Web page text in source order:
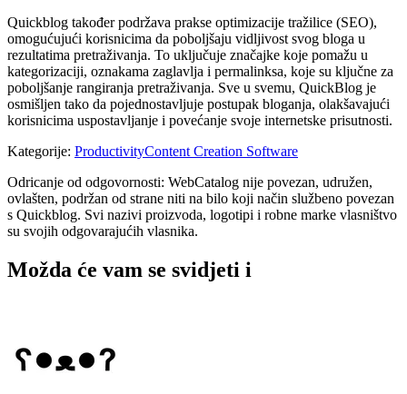
Quickblog također podržava prakse optimizacije tražilice (SEO),
omogućujući korisnicima da poboljšaju vidljivost svog bloga u
rezultatima pretraživanja. To uključuje značajke koje pomažu u
kategorizaciji, oznakama zaglavlja i permalinksa, koje su ključne za
poboljšanje rangiranja pretraživanja. Sve u svemu, QuickBlog je
osmišljen tako da pojednostavljuje postupak bloganja, olakšavajući
korisnicima uspostavljanje i povećanje svoje internetske prisutnosti.
Kategorije: ProductivityContent Creation Software
Odricanje od odgovornosti: WebCatalog nije povezan, udružen,
ovlašten, podržan od strane niti na bilo koji način službeno povezan
s Quickblog. Svi nazivi proizvoda, logotipi i robne marke vlasništvo
su svojih odgovarajućih vlasnika.
Možda će vam se svidjeti i